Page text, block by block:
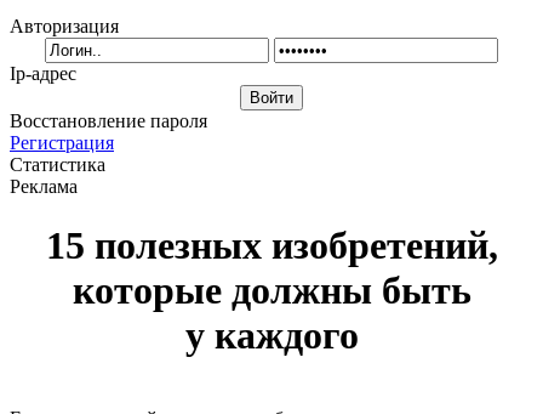
Авторизация
Ip-адрес
Восстановление пароля
Регистрация
Статистика
Реклама
15 полезных изобретений,
которые должны быть
у каждого